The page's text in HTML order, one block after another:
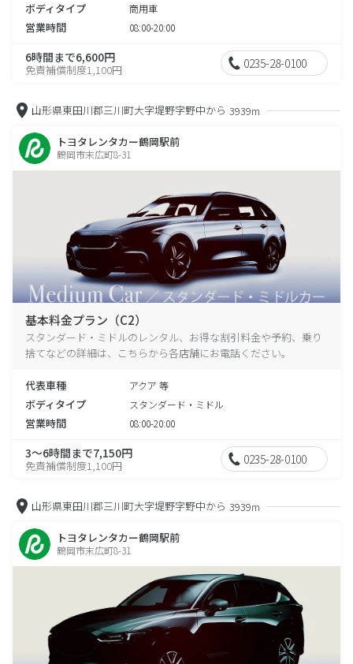
ボディタイプ 商用車
営業時間 08:00-20:00
6時間まで6,600円
免責補償制度1,100円 0235-28-0100
山形県東田川郡三川町大字堤野字野中から 3939m
トヨタレンタカー鶴岡駅前
鶴岡市末広町8-31
基本料金プラン（C2）
スタンダード・ミドルのレンタル、お得な割引料金や予約、乗り
捨てなどの詳細は、こちらから各店舗にお電話ください。
代表車種 アクア 等
ボディタイプ スタンダード・ミドル
営業時間 08:00-20:00
3～6時間まで7,150円
免責補償制度1,100円 0235-28-0100
山形県東田川郡三川町大字堤野字野中から 3939m
トヨタレンタカー鶴岡駅前
鶴岡市末広町8-31